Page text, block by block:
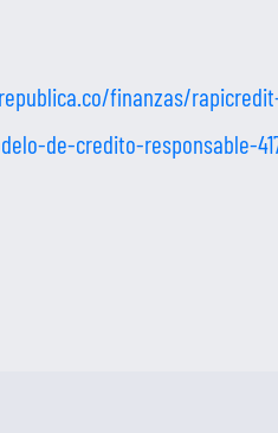
finanzas/
de-credito-responsable-